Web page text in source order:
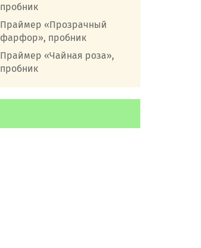
пробник
Праймер «Прозрачный
фарфор», пробник
Праймер «Чайная роза»,
пробник